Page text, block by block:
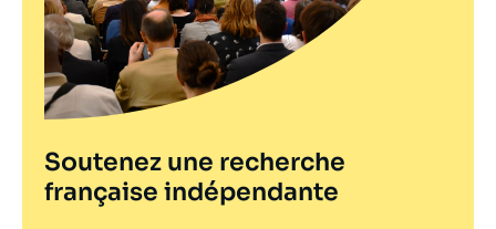
Soutenez une recherche
française indépendante